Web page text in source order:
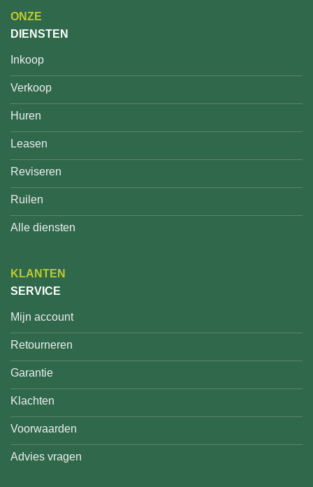
ONZE
DIENSTEN
Inkoop
Verkoop
Huren
Leasen
Reviseren
Ruilen
Alle diensten
KLANTEN
SERVICE
Mijn account
Retourneren
Garantie
Klachten
Voorwaarden
Advies vragen